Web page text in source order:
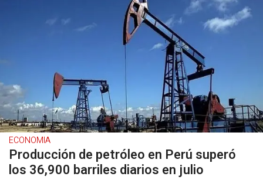
ECONOMIA
Producción de petróleo en Perú superó
los 36,900 barriles diarios en julio